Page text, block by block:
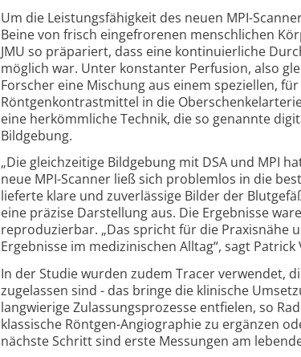
Um die Leistungsfähigkeit des neuen MPI-
Beine von frisch eingefrorenen menschlichen
JMU so präpariert, dass eine kontinuierliche
möglich war. Unter konstanter Perfusion, also
Forscher eine Mischung aus einem speziellen,
Röntgenkontrastmittel in die
eine herkömmliche Technik, die so genannte
Bildgebung.
„Die gleichzeitige Bildgebung mit DSA und MPI
neue MPI-Scanner ließ sich problemlos in die
lieferte klare und zuverlässige Bilder der
eine präzise Darstellung aus. Die Ergebnisse
reproduzierbar. „Das spricht für die Praxisnähe
Ergebnisse im medizinischen Alltag“, sagt Patrick
In der Studie wurden zudem Tracer verwendet,
zugelassen sind - das bringe die klinische
langwierige Zulassungsprozesse entfielen, so
klassische Röntgen-Angiographie zu ergänzen
nächste Schritt sind erste Messungen am